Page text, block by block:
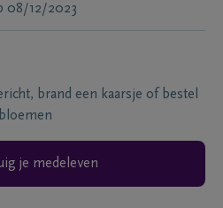
08/12/2023
brand een kaarsje of bestel
bloemen
je medeleven